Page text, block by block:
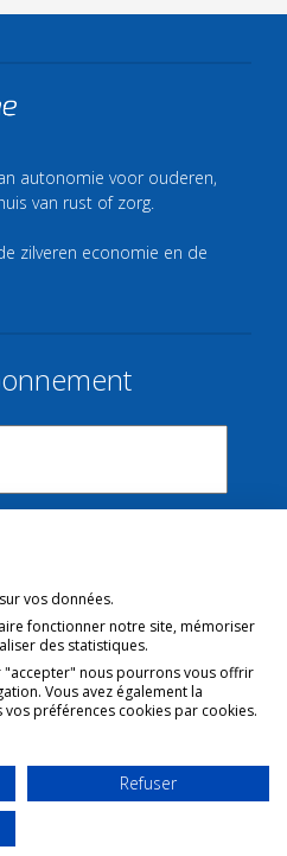
autonomie voor ouderen,
van rust of zorg.
zilveren economie en de
vos données.
fonctionner notre site, mémoriser
des statistiques.
"accepter" nous pourrons vous offrir
Vous avez également la
préférences cookies par cookies.
Refuser